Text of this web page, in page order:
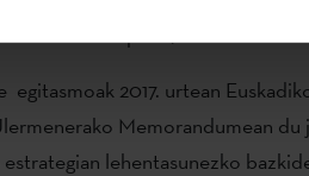
egitasmoak 2017. urtean
Memorandumean
lehentasunezko